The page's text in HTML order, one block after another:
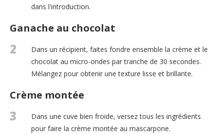
dans l'introduction.
Ganache au chocolat
2
Dans un récipient, faites fondre ensemble la crème et le
chocolat au micro-ondes par tranche de 30 secondes.
Mélangez pour obtenir une texture lisse et brillante.
Crème montée
3
Dans une cuve bien froide, versez tous les ingrédients
pour faire la crème montée au mascarpone.